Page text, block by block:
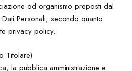
od organismo preposti dal
Personali, secondo quanto
privacy policy.
Titolare)
la pubblica amministrazione e